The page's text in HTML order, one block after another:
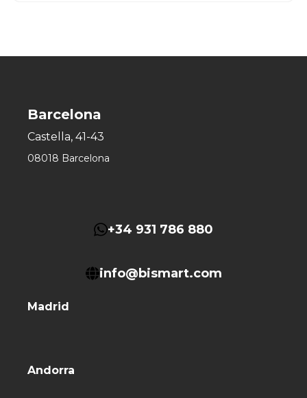
Barcelona
Castella, 41-43
08018 Barcelona
+34 931 786 880
info@bismart.com
Madrid
Andorra